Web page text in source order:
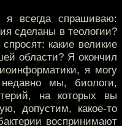
всегда спрашиваю:
сделаны в теологии?
какие великие
области? Я окончил
я могу
мы, биологи,
на которых вы
допустим, какое-то
воспринимают